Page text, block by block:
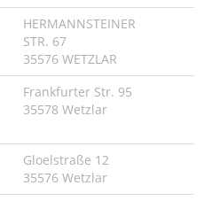
HERMANNSTEINER
STR. 67
35576 WETZLAR
Frankfurter Str. 95
35578 Wetzlar
Gloelstraße 12
35576 Wetzlar